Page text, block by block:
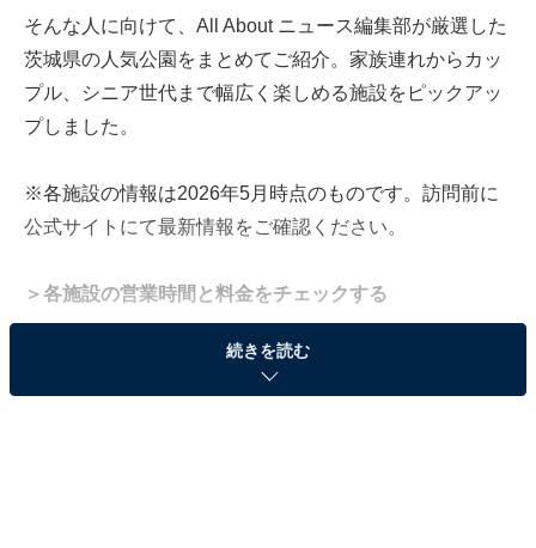
そんな人に向けて、All About ニュース編集部が厳選した
茨城県の人気公園をまとめてご紹介。家族連れからカッ
プル、シニア世代まで幅広く楽しめる施設をピックアッ
プしました。
※各施設の情報は2026年5月時点のものです。訪問前に
公式サイトにて最新情報をご確認ください。
＞各施設の営業時間と料金をチェックする
「笠間つつじ公園」は約8500株のつつじが山一面
を彩る、茨城屈指の花の名所
続きを読む